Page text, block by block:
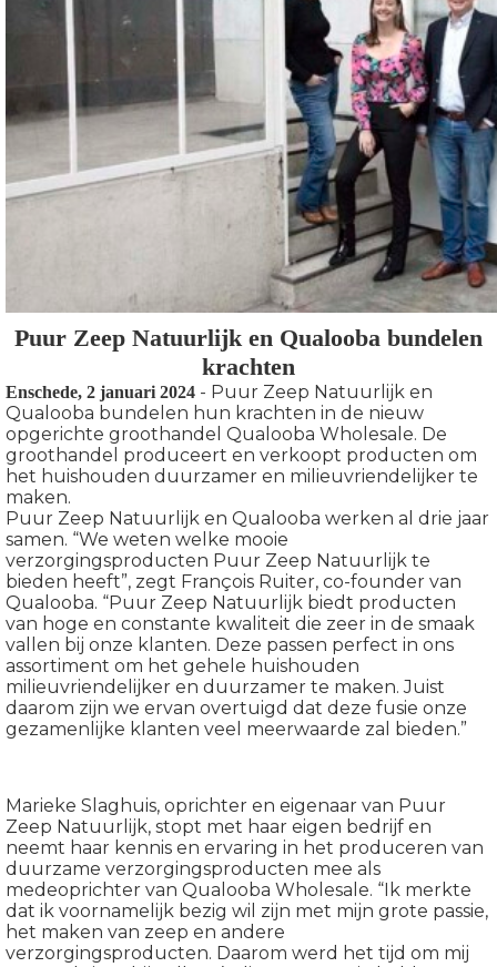
Puur Zeep Natuurlijk en Qualooba bundelen
krachten
Enschede, 2 januari 2024 - Puur Zeep Natuurlijk en
Qualooba bundelen hun krachten in de nieuw
opgerichte groothandel Qualooba Wholesale. De
groothandel produceert en verkoopt producten om
het huishouden duurzamer en milieuvriendelijker te
maken.
Puur Zeep Natuurlijk en Qualooba werken al drie jaar
samen. “We weten welke mooie
verzorgingsproducten Puur Zeep Natuurlijk te
bieden heeft”, zegt François Ruiter, co-founder van
Qualooba. “Puur Zeep Natuurlijk biedt producten
van hoge en constante kwaliteit die zeer in de smaak
vallen bij onze klanten. Deze passen perfect in ons
assortiment om het gehele huishouden
milieuvriendelijker en duurzamer te maken. Juist
daarom zijn we ervan overtuigd dat deze fusie onze
gezamenlijke klanten veel meerwaarde zal bieden.”
Marieke Slaghuis, oprichter en eigenaar van Puur
Zeep Natuurlijk, stopt met haar eigen bedrijf en
neemt haar kennis en ervaring in het produceren van
duurzame verzorgingsproducten mee als
medeoprichter van Qualooba Wholesale. “Ik merkte
dat ik voornamelijk bezig wil zijn met mijn grote passie,
het maken van zeep en andere
verzorgingsproducten. Daarom werd het tijd om mij
deze
worden
op
gebruikt
te
de
Hierdoor
website-
van